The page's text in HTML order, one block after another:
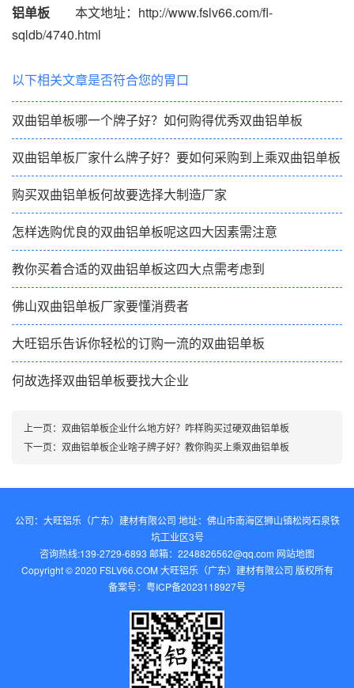
铝单板 本文地址：http://www.fslv66.com/fl-
sqldb/4740.html
以下相关文章是否符合您的胃口
双曲铝单板哪一个牌子好？如何购得优秀双曲铝单板
双曲铝单板厂家什么牌子好？要如何采购到上乘双曲铝单板
购买双曲铝单板何故要选择大制造厂家
怎样选购优良的双曲铝单板呢这四大因素需注意
教你买着合适的双曲铝单板这四大点需考虑到
佛山双曲铝单板厂家要懂消费者
大旺铝乐告诉你轻松的订购一流的双曲铝单板
何故选择双曲铝单板要找大企业
上一页： 双曲铝单板企业什么地方好？咋样购买过硬双曲铝单板
下一页： 双曲铝单板企业啥子牌子好？教你购买上乘双曲铝单板
公司：大旺铝乐（广东）建材有限公司 地址：佛山市南海区狮山镇松岗石泉铁
坑工业区3号
咨询热线:139-2729-6893 邮箱：2248826562@qq.com‬ 网站地图
Copyright © 2020 FSLV66.COM 大旺铝乐（广东）建材有限公司 版权所有
备案号： 粤ICP备2023118927号